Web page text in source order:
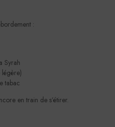
:
Syrah
légère)
tabac
en train de s’étirer.